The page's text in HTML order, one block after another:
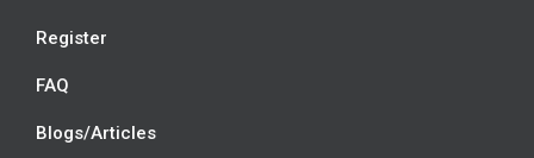
Register
FAQ
Blogs/Articles